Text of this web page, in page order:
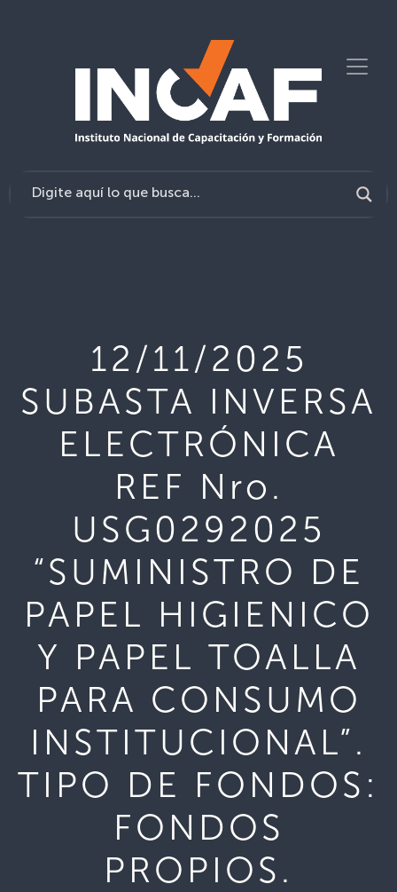
12/11/2025
SUBASTA INVERSA
ELECTRÓNICA
REF Nro.
USG0292025
“SUMINISTRO DE
PAPEL HIGIENICO
Y PAPEL TOALLA
PARA CONSUMO
INSTITUCIONAL”.
TIPO DE FONDOS:
FONDOS
PROPIOS.